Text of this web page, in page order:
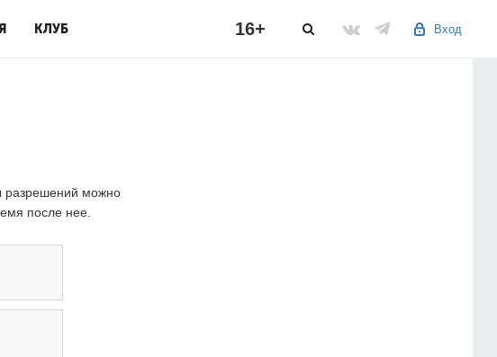
КЛУБ Вход
16+
разрешений можно
после нее.